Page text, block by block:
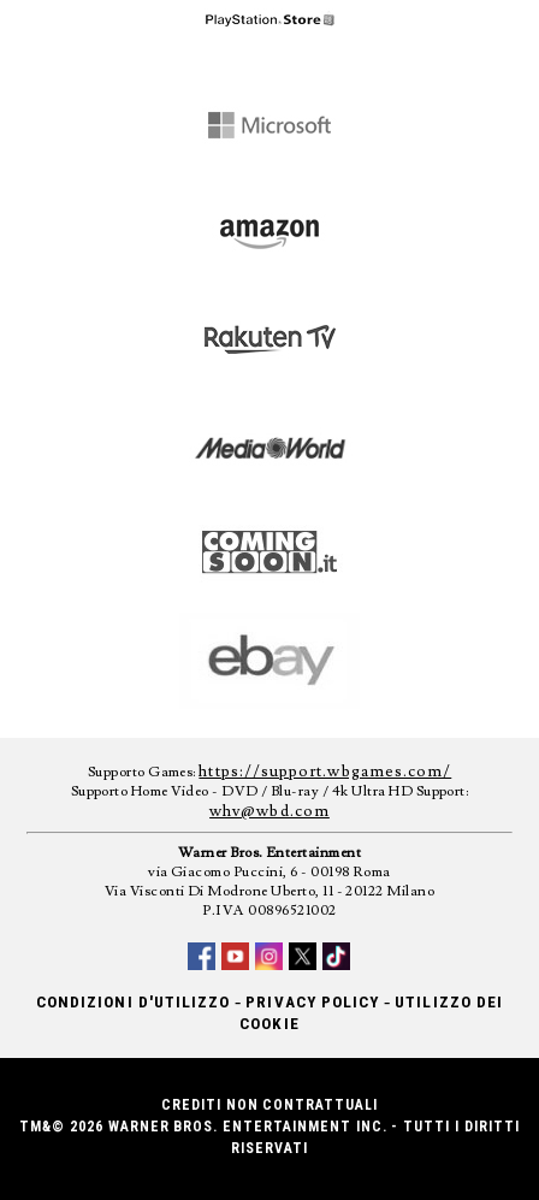
Supporto Games:https://support.wbgames.com/
Supporto Home Video - DVD / Blu-ray / 4k Ultra HD Support:
whv@wbd.com
Warner Bros. Entertainment
via Giacomo Puccini, 6 - 00198 Roma
Via Visconti Di Modrone Uberto, 11 - 20122 Milano
P.IVA 00896521002
CONDIZIONI D'UTILIZZO - PRIVACY POLICY - UTILIZZO DEI
COOKIE
CREDITI NON CONTRATTUALI
TM&© 2026 WARNER BROS. ENTERTAINMENT INC. - TUTTI I DIRITTI
RISERVATI